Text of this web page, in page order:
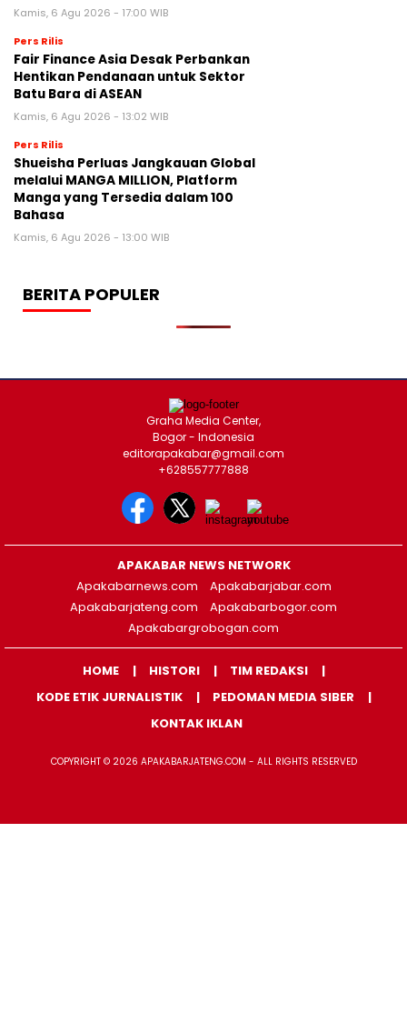
Kamis, 6 Agu 2026 - 17:00 WIB
Pers Rilis
Fair Finance Asia Desak Perbankan
Hentikan Pendanaan untuk Sektor
Batu Bara di ASEAN
Kamis, 6 Agu 2026 - 13:02 WIB
Pers Rilis
Shueisha Perluas Jangkauan Global
melalui MANGA MILLION, Platform
Manga yang Tersedia dalam 100
Bahasa
Kamis, 6 Agu 2026 - 13:00 WIB
BERITA POPULER
Graha Media Center,
Bogor - Indonesia
editorapakabar@gmail.com
+628557777888
APAKABAR NEWS NETWORK
Apakabarnews.com
Apakabarjabar.com
Apakabarjateng.com
Apakabarbogor.com
Apakabargrobogan.com
HOME HISTORI
TIM REDAKSI
KODE ETIK JURNALISTIK
PEDOMAN MEDIA SIBER
KONTAK IKLAN
COPYRIGHT © 2026 APAKABARJATENG.COM - ALL RIGHTS RESERVED